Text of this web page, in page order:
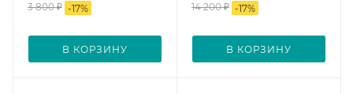
3 800₽ -17%
В КОРЗИНУ
14 200₽ -17%
В КОРЗИНУ